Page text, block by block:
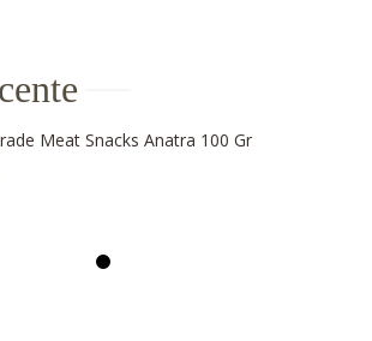
Meat Snacks Anatra 100 Gr